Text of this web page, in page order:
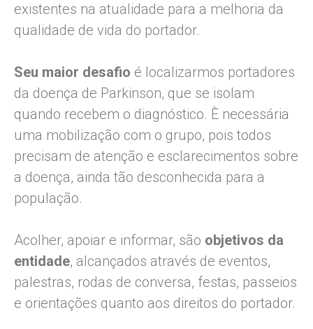
existentes na atualidade para a melhoria da
qualidade de vida do portador.
Seu maior desafio é localizarmos portadores
da doença de Parkinson, que se isolam
quando recebem o diagnóstico. È necessária
uma mobilização com o grupo, pois todos
precisam de atenção e esclarecimentos sobre
a doença, ainda tão desconhecida para a
população.
Acolher, apoiar e informar, são objetivos da
entidade, alcançados através de eventos,
palestras, rodas de conversa, festas, passeios
e orientações quanto aos direitos do portador.